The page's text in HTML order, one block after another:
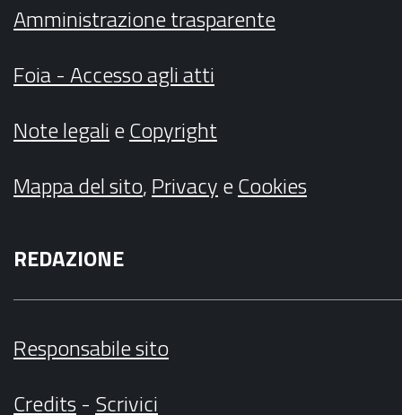
Amministrazione trasparente
Foia - Accesso agli atti
Note legalieCopyright
Mappa del sito,PrivacyeCookies
REDAZIONE
Responsabile sito
Credits- Scrivici